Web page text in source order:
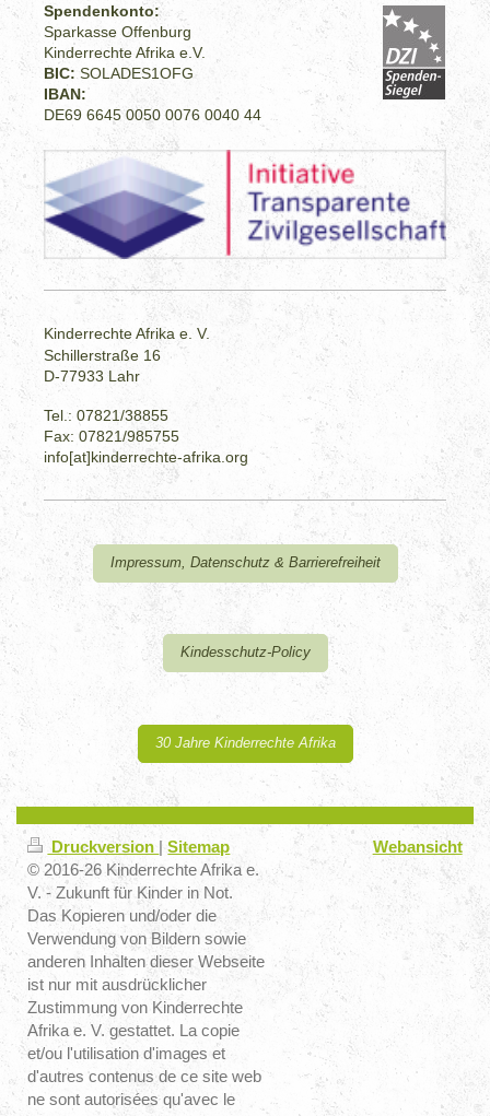
Spendenkonto:
Sparkasse Offenburg
Kinderrechte Afrika e.V.
BIC:SOLADES1OFG
IBAN:
DE69 6645 0050 0076 0040 44
Kinderrechte Afrika e. V.
Schillerstraße 16
D-77933 Lahr
Tel.: 07821/38855
Fax: 07821/985755
info[at]kinderrechte-afrika.org
Impressum, Datenschutz & Barrierefreiheit
Kindesschutz-Policy
30 Jahre Kinderrechte Afrika
Druckversion | Sitemap
© 2016-26 Kinderrechte Afrika e.
V. - Zukunft für Kinder in Not.
Das Kopieren und/oder die
Verwendung von Bildern sowie
anderen Inhalten dieser Webseite
ist nur mit ausdrücklicher
Zustimmung von Kinderrechte
Afrika e. V. gestattet. La copie
et/ou l'utilisation d'images et
d'autres contenus de ce site web
ne sont autorisées qu'avec le
Webansicht